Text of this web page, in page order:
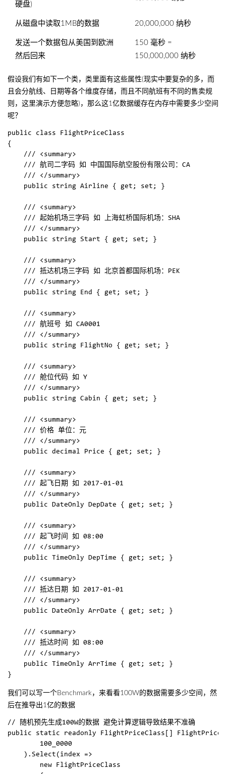
硬盘)
从磁盘中读取1MB的数据 20,000,000 纳秒
发送一个数据包从美国到欧洲
然后回来
150 毫秒 =
150,000,000 纳秒
假设我们有如下一个类，类里面有这些属性(现实中要复杂的多，而
且会分航线、日期等各个维度存储，而且不同航班有不同的售卖规
则，这里演示方便忽略)，那么这1亿数据缓存在内存中需要多少空间
呢？
public class FlightPriceClass
{
    /// <summary>
    /// 航司二字码 如 中国国际航空股份有限公司：CA
    /// </summary>
    public string Airline { get; set; }
    /// <summary>
    /// 起始机场三字码 如 上海虹桥国际机场：SHA
    /// </summary>
    public string Start { get; set; }
    /// <summary>
    /// 抵达机场三字码 如 北京首都国际机场：PEK
    /// </summary>
    public string End { get; set; }
    /// <summary>
    /// 航班号 如 CA0001
    /// </summary>
    public string FlightNo { get; set; }
    /// <summary>
    /// 舱位代码 如 Y
    /// </summary>
    public string Cabin { get; set; }
    /// <summary>
    /// 价格 单位：元
    /// </summary>
    public decimal Price { get; set; }
    /// <summary>
    /// 起飞日期 如 2017-01-01
    /// </summary>
    public DateOnly DepDate { get; set; }
    /// <summary>
    /// 起飞时间 如 08:00
    /// </summary>
    public TimeOnly DepTime { get; set; }
    /// <summary>
    /// 抵达日期 如 2017-01-01
    /// </summary>
    public DateOnly ArrDate { get; set; }
    /// <summary>
    /// 抵达时间 如 08:00
    /// </summary>
    public TimeOnly ArrTime { get; set; }
我们可以写一个Benchmark，来看看100W的数据需要多少空间，然
后在推导出1亿的数据
// 随机预先生成100W的数据 避免计算逻辑导致结果不准确
public static readonly FlightPriceClass[] FlightPrices
        100_0000
    ).Select(index =>
        new FlightPriceClass